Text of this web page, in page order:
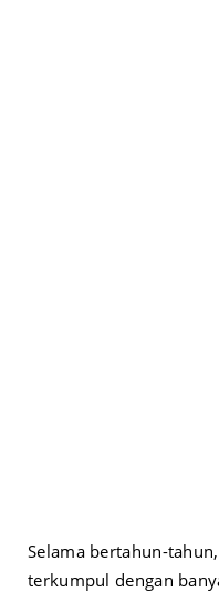
Selama bertahun-
terkumpul dengan